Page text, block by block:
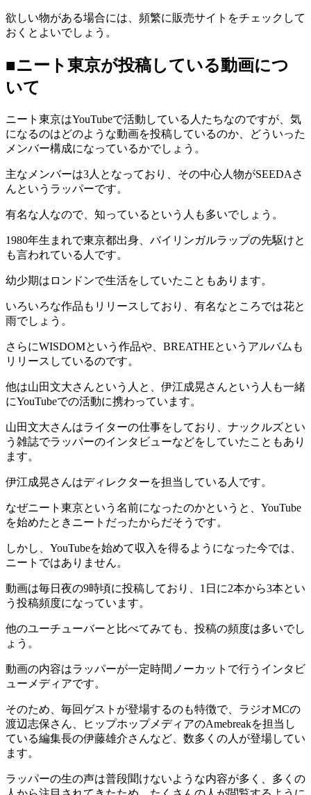
欲しい物がある場合には、頻繁に販売サイトをチェックして
おくとよいでしょう。
■ニート東京が投稿している動画につ
いて
ニート東京はYouTubeで活動している人たちなのですが、気
になるのはどのような動画を投稿しているのか、どういった
メンバー構成になっているかでしょう。
主なメンバーは3人となっており、その中心人物がSEEDAさ
んというラッパーです。
有名な人なので、知っているという人も多いでしょう。
1980年生まれで東京都出身、バイリンガルラップの先駆けと
も言われている人です。
幼少期はロンドンで生活をしていたこともあります。
いろいろな作品もリリースしており、有名なところでは花と
雨でしょう。
さらにWISDOMという作品や、BREATHEというアルバムも
リリースしているのです。
他は山田文大さんという人と、伊江成晃さんという人も一緒
にYouTubeでの活動に携わっています。
山田文大さんはライターの仕事をしており、ナックルズとい
う雑誌でラッパーのインタビューなどをしていたこともあり
ます。
伊江成晃さんはディレクターを担当している人です。
なぜニート東京という名前になったのかというと、YouTube
を始めたときニートだったからだそうです。
しかし、YouTubeを始めて収入を得るようになった今では、
ニートではありません。
動画は毎日夜の9時頃に投稿しており、1日に2本から3本とい
う投稿頻度になっています。
他のユーチューバーと比べてみても、投稿の頻度は多いでし
ょう。
動画の内容はラッパーが一定時間ノーカットで行うインタビ
ューメディアです。
そのため、毎回ゲストが登場するのも特徴で、ラジオMCの
渡辺志保さん、ヒップホップメディアのAmebreakを担当し
ている編集長の伊藤雄介さんなど、数多くの人が登場してい
ます。
ラッパーの生の声は普段聞けないような内容が多く、多くの